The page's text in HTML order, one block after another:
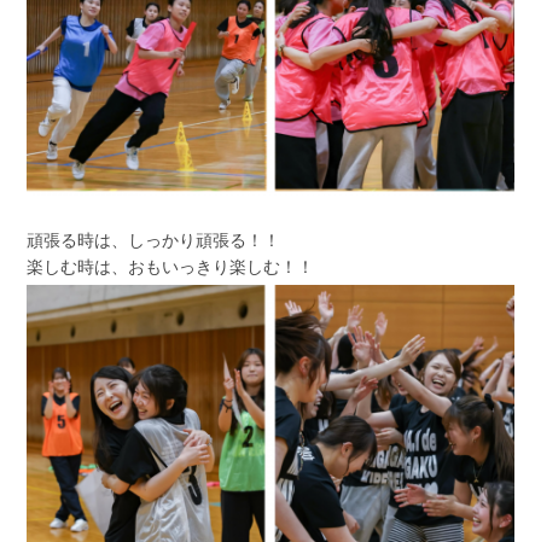
頑張る時は、しっかり頑張る！！
楽しむ時は、おもいっきり楽しむ！！